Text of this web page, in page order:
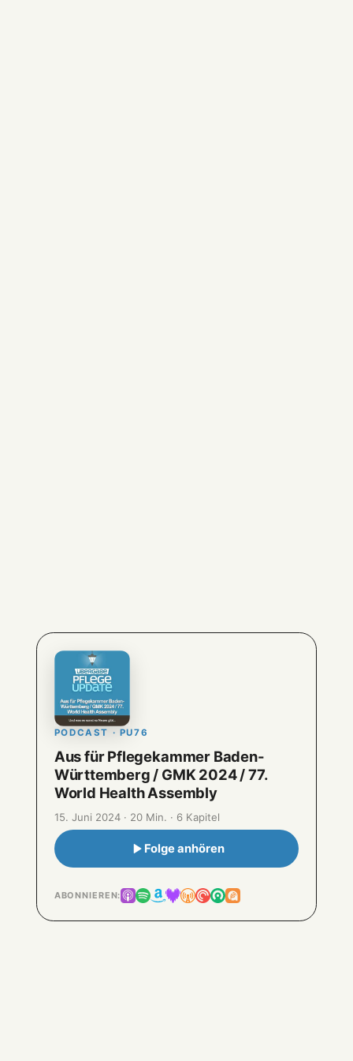
PODCAST · PU76
Aus für Pflegekammer Baden-
Württemberg / GMK 2024 / 77.
World Health Assembly
15. Juni 2024 · 20 Min. · 6 Kapitel
Folge anhören
ABONNIEREN: